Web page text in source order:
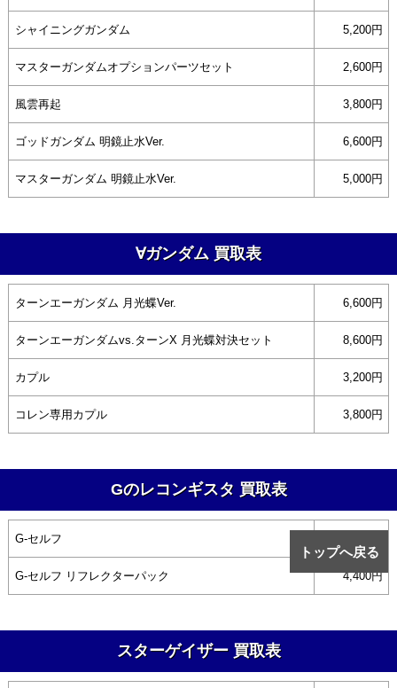
シャイニングガンダム 5,200円
マスターガンダムオプションパーツセット 2,600円
風雲再起 3,800円
ゴッドガンダム 明鏡止水Ver. 6,600円
マスターガンダム 明鏡止水Ver. 5,000円
∀ガンダム 買取表
ターンエーガンダム 月光蝶Ver. 6,600円
ターンエーガンダムvs.ターンX 月光蝶対決セット 8,600円
カプル 3,200円
コレン専用カプル 3,800円
Gのレコンギスタ 買取表
G-セルフ
G-セルフ リフレクターパック 4,400円
スターゲイザー 買取表
トップへ戻る